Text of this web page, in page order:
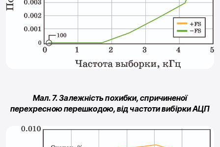
Мал. 7. Залежність похибки, спричиненої
перехресною перешкодою, від частоти вибірки АЦП